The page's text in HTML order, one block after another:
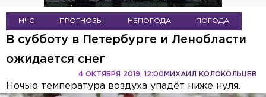
МЧС ПРОГНОЗЫ НЕПОГОДА ПОГОДА
В субботу в Петербурге и Ленобласти
ожидается снег
МИХАИЛ КОЛОКОЛЬЦЕВ
4 ОКТЯБРЯ 2019, 12:00
Ночью температура воздуха упадёт ниже нуля.